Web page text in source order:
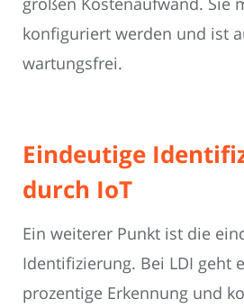
konfiguriert werden und ist
wartungsfrei.
Eindeutige
durch IoT
Ein weiterer Punkt ist die
Identifizierung. Bei LDI geht
prozentige Erkennung und